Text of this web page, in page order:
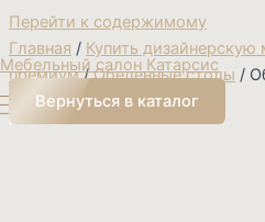
Перейти к содержимому
Мебельный салон Катарсис
Главная / Купить
премиум/Обеденные столы /
Вернуться в каталог